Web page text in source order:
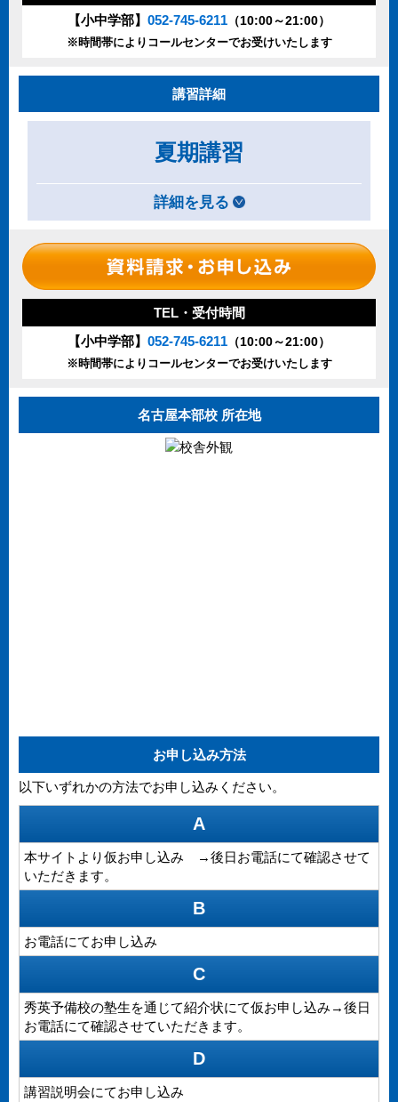
【小中学部】 052-745-6211 （10:00～21:00）
※時間帯によりコールセンターでお受けいたします
講習詳細
夏期講習
詳細を見る
TEL・受付時間
【小中学部】 052-745-6211 （10:00～21:00）
※時間帯によりコールセンターでお受けいたします
名古屋本部校 所在地
お申し込み方法
以下いずれかの方法でお申し込みください。
A
本サイトより仮お申し込み →後日お電話にて確認させて
いただきます。
B
お電話にてお申し込み
C
秀英予備校の塾生を通じて紹介状にて仮お申し込み→後日
お電話にて確認させていただきます。
D
講習説明会にてお申し込み